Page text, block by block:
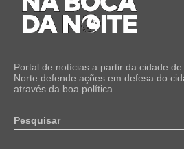
Portal de notícias a partir da cidade
Norte defende ações em defesa do
através da boa política
Pesquisar